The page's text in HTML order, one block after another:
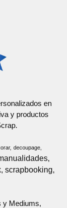
en
y productos
decoupage
scrapbooking
y Mediums